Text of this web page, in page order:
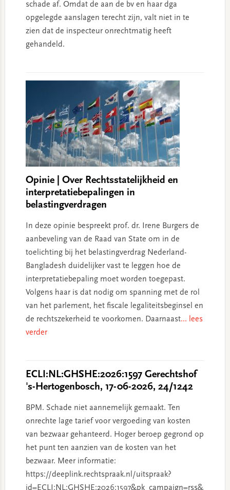
schade af. Omdat de aan de bv en haar dga
opgelegde aanslagen terecht zijn, valt niet in te
zien dat de inspecteur onrechtmatig heeft
gehandeld.
Opinie | Over Rechtsstatelijkheid en
interpretatiebepalingen in
belastingverdragen
In deze opinie bespreekt prof. dr. Irene Burgers de
aanbeveling van de Raad van State om in de
toelichting bij het belastingverdrag Nederland-
Bangladesh duidelijker vast te leggen hoe de
interpretatiebepaling moet worden toegepast.
Volgens haar is dat nodig om spanning met de rol
van het parlement, het fiscale legaliteitsbeginsel en
de rechtszekerheid te voorkomen. Daarnaast... lees
verder
ECLI:NL:GHSHE:2026:1597 Gerechtshof
's-Hertogenbosch, 17-06-2026, 24/1242
BPM. Schade niet aannemelijk gemaakt. Ten
onrechte lage tarief voor vergoeding van kosten
van bezwaar gehanteerd. Hoger beroep gegrond op
het punt ten aanzien van de kosten van het
bezwaar. Meer informatie:
https://deeplink.rechtspraak.nl/uitspraak?
id=ECLI:NL:GHSHE:2026:1597&pk_campaign=rss&